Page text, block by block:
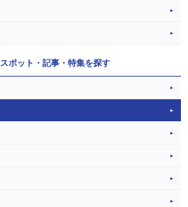
スポット・記事・特集を探す